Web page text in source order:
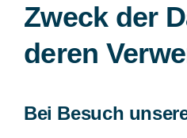
Zweck der
deren
Bei Besuch